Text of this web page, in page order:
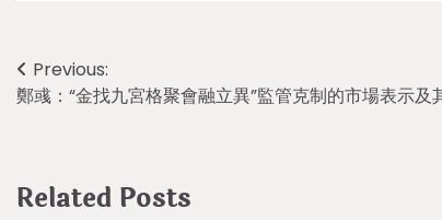
Post
navigation
Previous:
鄭彧：“金找九宮格聚會融立異”監管克制的市場表示及
Related Posts